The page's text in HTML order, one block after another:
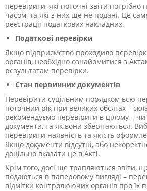
перевірити, які поточні звіти
часом, та які з них ще не подані. Це
реєстрації податкових накладних.
Податкові перевірки
Якщо підприємство проходило
органів, необхідно ознайомитися з
результатам перевірки.
Стан первинних документів
Перевірити суцільним порядком всю
поточний рік при великих обсягах –
рекомендуємо перевірити в цілому – чи
документи, та як вони зберігаються.
перевірити наявність та якість
Якщо документи відсутні, або
доцільно вказати це в Акті.
Крім того, досі ще трапляються звіти,
подаються в паперовому вигляді –
відмітки контролюючих органів про їх